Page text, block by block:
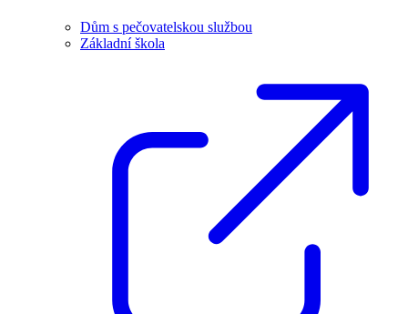
Dům s pečovatelskou službou
Základní škola